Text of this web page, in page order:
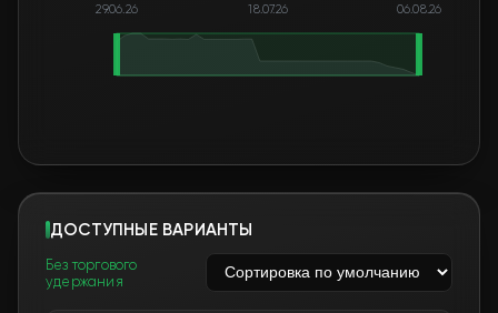
29.06.26 18.07.26 06.08.26
ДОСТУПНЫЕ ВАРИАНТЫ
Без торгового
удержания